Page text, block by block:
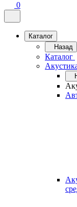
0
Каталог
Назад
Каталог